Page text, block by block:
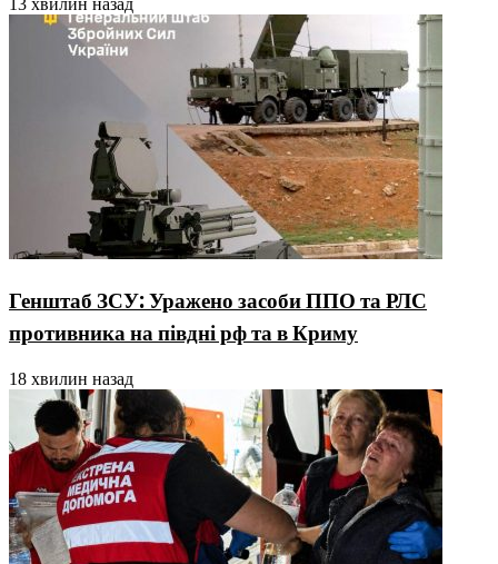
13 хвилин назад
Генштаб ЗСУ: Уражено засоби ППО та РЛС
противника на півдні рф та в Криму
18 хвилин назад